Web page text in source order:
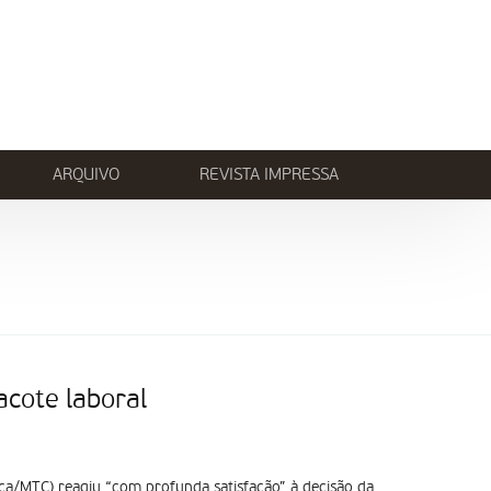
ARQUIVO REVISTA IMPRESSA
laboral
MTC) reagiu “com profunda satisfação” à decisão da